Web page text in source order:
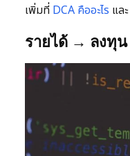
เพิ่มที่ DCA คืออะไร และ
รายได้ → ลงทุน